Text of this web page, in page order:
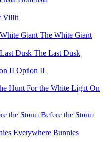
Villit
The White Giant
The Last Dusk
Option II
On
Before the Storm
Bunnies